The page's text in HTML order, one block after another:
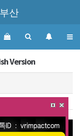
산
Version